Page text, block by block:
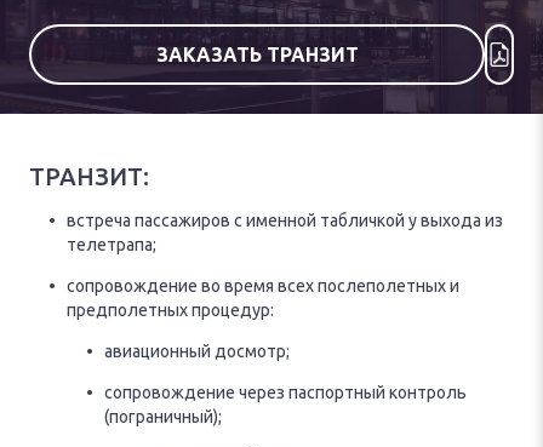
ЗАКАЗАТЬ ТРАНЗИТ
ТРАНЗИТ:
встреча пассажиров с именной табличкой у выхода из
телетрапа;
сопровождение во время всех послеполетных и
предполетных процедур:
авиационный досмотр;
сопровождение через паспортный контроль
(пограничный);